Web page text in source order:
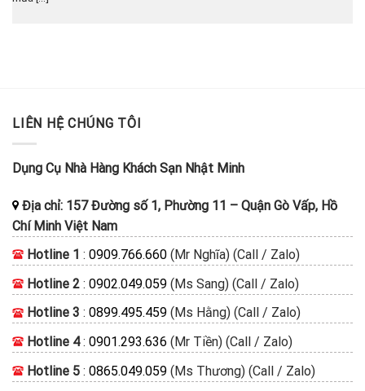
LIÊN HỆ CHÚNG TÔI
Dụng Cụ Nhà Hàng Khách Sạn Nhật Minh
Địa chỉ: 157 Đường số 1, Phường 11 – Quận Gò Vấp, Hồ
Chí Minh Việt Nam
Hotline 1 : 0909.766.660 (Mr Nghĩa) (Call / Zalo)
Hotline 2 : 0902.049.059 (Ms Sang) (Call / Zalo)
Hotline 3 : 0899.495.459 (Ms Hằng) (Call / Zalo)
Hotline 4: 0901.293.636 (Mr Tiền) (Call / Zalo)
Hotline 5 : 0865.049.059 (Ms Thương) (Call / Zalo)